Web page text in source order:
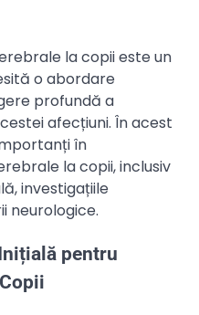
la copii este un
o abordare
profundă a
afecțiuni. În acest
în
la copii, inclusiv
investigațiile
neurologice.
pentru